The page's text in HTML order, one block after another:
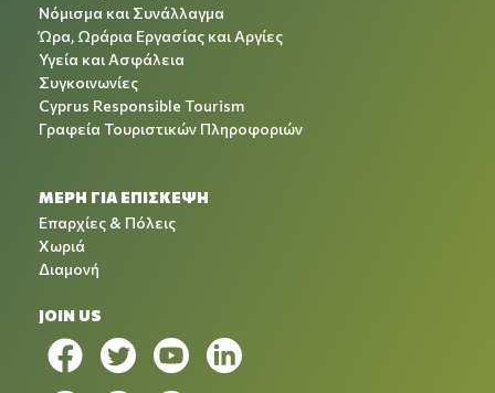
Νόμισμα και Συνάλλαγμα
Ώρα, Ωράρια Εργασίας και Αργίες
Υγεία και Ασφάλεια
Συγκοινωνίες
Cyprus Responsible Tourism
Γραφεία Τουριστικών Πληροφοριών
ΜΕΡΗ ΓΙΑ ΕΠΙΣΚΕΨΗ
Επαρχίες & Πόλεις
Χωριά
Διαμονή
JOIN US